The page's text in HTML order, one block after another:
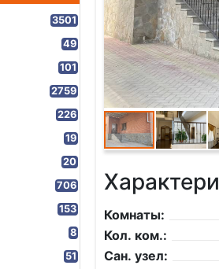
3501
49
101
2759
226
19
20
706
153
8
51
Комнаты:
Кол. ком.:
Сан. узел: